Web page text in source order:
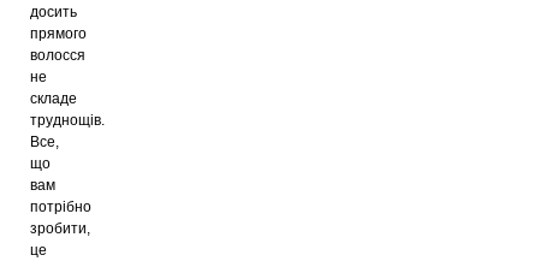
досить
прямого
волосся
не
складе
труднощів.
Все,
що
вам
потрібно
зробити,
це